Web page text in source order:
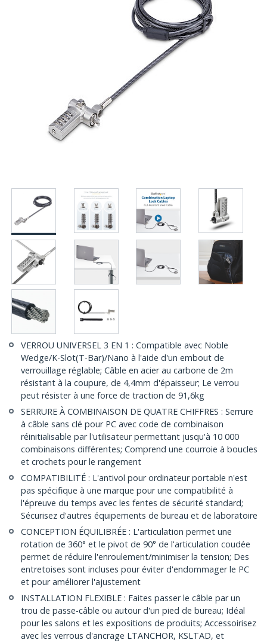
VERROU UNIVERSEL 3 EN 1 : Compatible avec Noble
Wedge/K-Slot(T-Bar)/Nano à l'aide d'un embout de
verrouillage réglable; Câble en acier au carbone de 2m
résistant à la coupure, de 4,4mm d'épaisseur; Le verrou
peut résister à une force de traction de 91,6kg
SERRURE À COMBINAISON DE QUATRE CHIFFRES : Serrure
à câble sans clé pour PC avec code de combinaison
réinitialisable par l'utilisateur permettant jusqu'à 10 000
combinaisons différentes; Comprend une courroie à boucles
et crochets pour le rangement
COMPATIBILITÉ : L'antivol pour ordinateur portable n'est
pas spécifique à une marque pour une compatibilité à
l'épreuve du temps avec les fentes de sécurité standard;
Sécurisez d'autres équipements de bureau et de laboratoire
CONCEPTION ÉQUILIBRÉE : L'articulation permet une
rotation de 360° et le pivot de 90° de l'articulation coudée
permet de réduire l'enroulement/minimiser la tension; Des
entretoises sont incluses pour éviter d'endommager le PC
et pour améliorer l'ajustement
INSTALLATION FLEXIBLE : Faites passer le câble par un
trou de passe-câble ou autour d'un pied de bureau; Idéal
pour les salons et les expositions de produits; Accessoirisez
avec les verrous d'ancrage LTANCHOR, KSLTAD, et